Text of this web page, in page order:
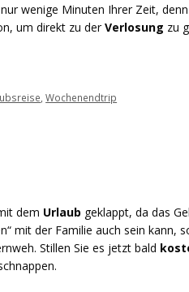
wenige Minuten Ihrer Zeit,
um direkt zu derVerlosung zu
,Wochenendtrip
dem Urlaub geklappt, da das
mit der Familie auch sein kann,
Stillen Sie es jetzt bald